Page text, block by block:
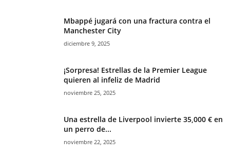
Mbappé jugará con una fractura contra el
Manchester City
diciembre 9, 2025
¡Sorpresa! Estrellas de la Premier League
quieren al infeliz de Madrid
noviembre 25, 2025
Una estrella de Liverpool invierte 35,000 € en
un perro de...
noviembre 22, 2025